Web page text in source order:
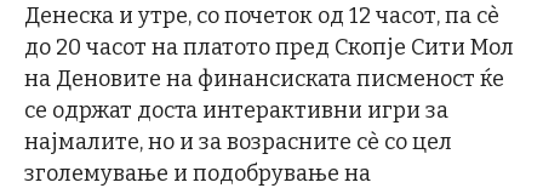
Денеска и утре, со почеток од 12 часот, па сѐ
до 20 часот на платото пред Скопје Сити Мол
на Деновите на финансиската писменост ќе
се одржат доста интерактивни игри за
најмалите, но и за возрасните сѐ со цел
зголемување и подобрување на